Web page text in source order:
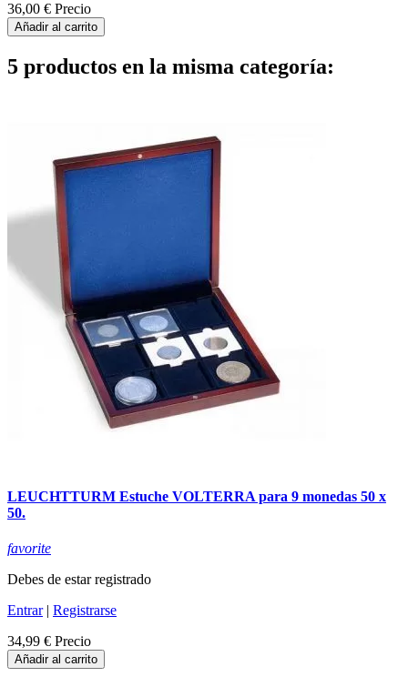
36,00 € Precio
Añadir al carrito
5 productos en la misma categoría:
LEUCHTTURM Estuche VOLTERRA para 9 monedas 50 x
50.
favorite
Debes de estar registrado
Entrar| Registrarse
34,99 € Precio
Añadir al carrito